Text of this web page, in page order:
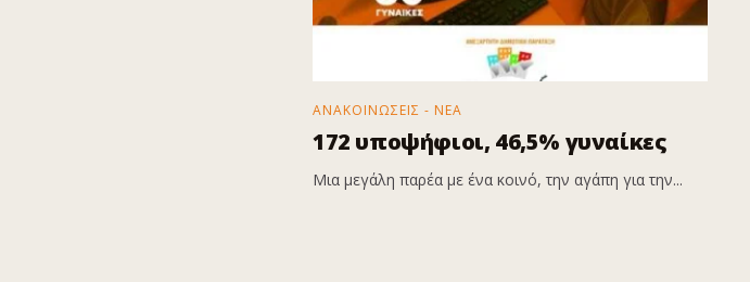
ΑΝΑΚΟΙΝΩΣΕΙΣ - ΝΕΑ
172 υποψήφιοι, 46,5% γυναίκες
Μια μεγάλη παρέα με ένα κοινό, την αγάπη για την...